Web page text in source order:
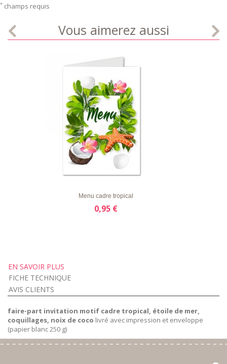
* champs requis
Vous aimerez aussi
APERÇU RAPIDE
Menu cadre tropical
0,95 €
EN SAVOIR PLUS
FICHE TECHNIQUE
AVIS CLIENTS
faire-part invitation motif cadre tropical, étoile de mer,
coquillages, noix de coco livré avec impression et enveloppe
(papier blanc 250 g)